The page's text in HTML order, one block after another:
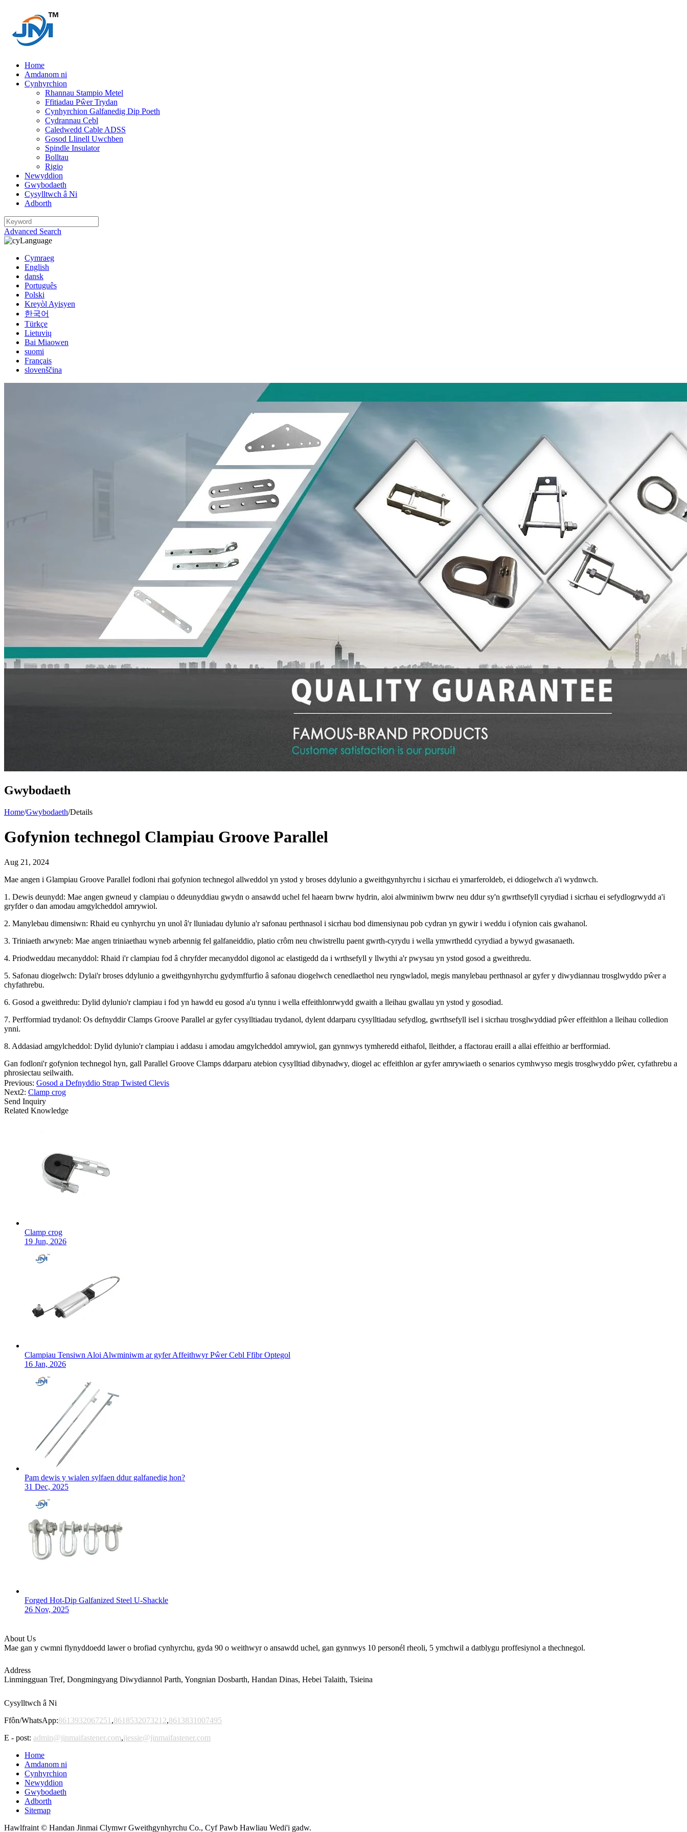
Home
Amdanom ni
Cynhyrchion
Rhannau Stampio Metel
Ffitiadau Pŵer Trydan
Cynhyrchion Galfanedig Dip Poeth
Cydrannau Cebl
Caledwedd Cable ADSS
Gosod Llinell Uwchben
Spindle Insulator
Bolltau
Rigio
Newyddion
Gwybodaeth
Cysylltwch â Ni
Adborth
Advanced Search
Language
Cymraeg
English
dansk
Português
Polski
Kreyòl Ayisyen
한국어
Türkçe
Lietuvių
Bai Miaowen
suomi
Français
slovenščina
Gwybodaeth
Home/Gwybodaeth/Details
Gofynion technegol Clampiau Groove Parallel
Aug 21, 2024
Mae angen i Glampiau Groove Parallel fodloni rhai gofynion technegol allweddol yn ystod y broses ddylunio a gweithgynhyrchu i sicrhau ei ymarferoldeb, ei ddiogelwch a'i wydnwch.
1. Dewis deunydd: Mae angen gwneud y clampiau o ddeunyddiau gwydn o ansawdd uchel fel haearn bwrw hydrin, aloi alwminiwm bwrw neu ddur sy'n gwrthsefyll cyrydiad i sicrhau ei sefydlogrwydd a'i
gryfder o dan amodau amgylcheddol amrywiol.
2. Manylebau dimensiwn: Rhaid eu cynhyrchu yn unol â'r lluniadau dylunio a'r safonau perthnasol i sicrhau bod dimensiynau pob cydran yn gywir i weddu i ofynion cais gwahanol.
3. Triniaeth arwyneb: Mae angen triniaethau wyneb arbennig fel galfaneiddio, platio crôm neu chwistrellu paent gwrth-cyrydu i wella ymwrthedd cyrydiad a bywyd gwasanaeth.
4. Priodweddau mecanyddol: Rhaid i'r clampiau fod â chryfder mecanyddol digonol ac elastigedd da i wrthsefyll y llwythi a'r pwysau yn ystod gosod a gweithredu.
5. Safonau diogelwch: Dylai'r broses ddylunio a gweithgynhyrchu gydymffurfio â safonau diogelwch cenedlaethol neu ryngwladol, megis manylebau perthnasol ar gyfer y diwydiannau trosglwyddo pŵer a
chyfathrebu.
6. Gosod a gweithredu: Dylid dylunio'r clampiau i fod yn hawdd eu gosod a'u tynnu i wella effeithlonrwydd gwaith a lleihau gwallau yn ystod y gosodiad.
7. Perfformiad trydanol: Os defnyddir Clamps Groove Parallel ar gyfer cysylltiadau trydanol, dylent ddarparu cysylltiadau sefydlog, gwrthsefyll isel i sicrhau trosglwyddiad pŵer effeithlon a lleihau colledion
ynni.
8. Addasiad amgylcheddol: Dylid dylunio'r clampiau i addasu i amodau amgylcheddol amrywiol, gan gynnwys tymheredd eithafol, lleithder, a ffactorau eraill a allai effeithio ar berfformiad.
Gan fodloni'r gofynion technegol hyn, gall Parallel Groove Clamps ddarparu atebion cysylltiad dibynadwy, diogel ac effeithlon ar gyfer amrywiaeth o senarios cymhwyso megis trosglwyddo pŵer, cyfathrebu a
phrosiectau seilwaith.
Previous: Gosod a Defnyddio Strap Twisted Clevis
Next2: Clamp crog
Send Inquiry
Related Knowledge
Clamp crog
19 Jun, 2026
Clampiau Tensiwn Aloi Alwminiwm ar gyfer Affeithwyr Pŵer Cebl Ffibr Optegol
16 Jan, 2026
Pam dewis y wialen sylfaen ddur galfanedig hon?
31 Dec, 2025
Forged Hot-Dip Galfanized Steel U-Shackle
26 Nov, 2025
About Us
Mae gan y cwmni flynyddoedd lawer o brofiad cynhyrchu, gyda 90 o weithwyr o ansawdd uchel, gan gynnwys 10 personél rheoli, 5 ymchwil a datblygu proffesiynol a thechnegol.
Address
Linmingguan Tref, Dongmingyang Diwydiannol Parth, Yongnian Dosbarth, Handan Dinas, Hebei Talaith, Tsieina
Cysylltwch â Ni
Ffôn/WhatsApp:8613932067251 ,8618532073212,8613831007495
E - post: admin@jinmaifastener.com,jiessie@jinmaifastener.com
Home
Amdanom ni
Cynhyrchion
Newyddion
Gwybodaeth
Adborth
Sitemap
Hawlfraint © Handan Jinmai Clymwr Gweithgynhyrchu Co., Cyf Pawb Hawliau Wedi'i gadw.